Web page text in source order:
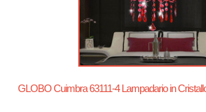
GLOBO Cuimbra 63111-4 Lampadario in